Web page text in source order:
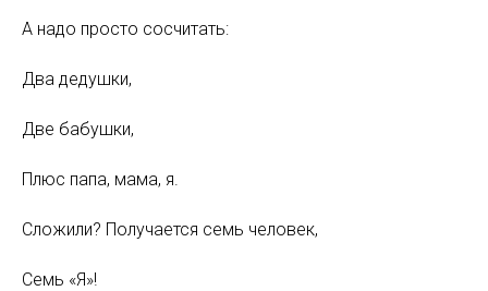
А надо просто сосчитать:
Два дедушки,
Две бабушки,
Плюс папа, мама, я.
Сложили? Получается семь человек,
Семь «Я»!